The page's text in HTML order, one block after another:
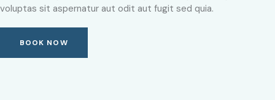
voluptas sit aspernatur aut odit aut fugit sed quia.
BOOK NOW